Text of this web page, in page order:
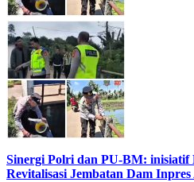
Sinergi Polri dan PU-BM: inisiatif
Revitalisasi Jembatan Dam